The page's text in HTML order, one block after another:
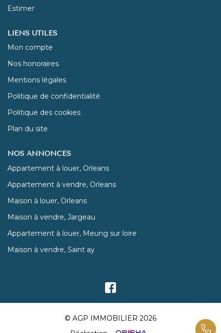
Estimer
LIENS UTILES
Mon compte
Nos honoraires
Mentions légales
Politique de confidentialité
Politique des cookies
Plan du site
NOS ANNONCES
Appartement à louer, Orleans
Appartement à vendre, Orleans
Maison à louer, Orleans
Maison à vendre, Jargeau
Appartement à louer, Meung sur loire
Maison à vendre, Saint ay
© AGP IMMOBILIER 2026